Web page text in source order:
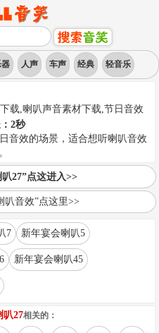
人声 车声 经典 轻音乐
载,喇叭声音素材下载,节日音效
2秒
音效的场景，适合想听喇叭音效
27”点这进入>>
叭音效”点这里>>
7 新年宴会喇叭5
新年宴会喇叭45
叭27相关的：